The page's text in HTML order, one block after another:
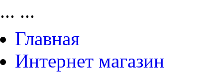
... ...
Главная
Интернет магазин